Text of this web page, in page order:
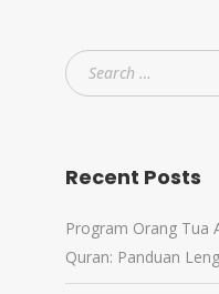
Recent Posts
Program Orang Tua
Quran: Panduan